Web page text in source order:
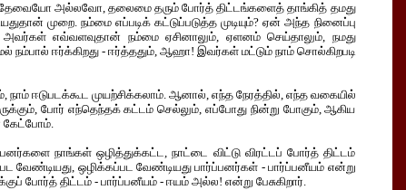
அல்லவோ, தலைமை தரும் போர்த் திட்டங்களைத் தாங்கித் தமது
முறை. நம்மை எப்படிக் கட்டுப்படுத்த முடியும்? ஏன் அந்த நினைப்பு
அவர்கள் எவ்வளவுதான் நம்மை ஏசினாலும், ஏளனம் செய்தாலும், நமது
நம்பால் ஈர்க்கிறது - ஈர்த்ததும், ஆஹா! இவர்கள் மட்டும் நாம் சொல்கிறபடி
ஈடுபடக்கூட முயற்சிக்கலாம். ஆனால், எந்த நேரத்தில், எந்த வகையில்
போர் எந்தெந்தக் கட்டம் செல்லும், எப்போது நின்று போகும், ஆகிய
கேட்போம்.
நாங்கள் ஒழித்துக்கட்ட, நாட்டை விட்டு விரட்டப் போர்த் திட்டம்
வேண்டியது, ஒழிக்கப்பட வேண்டியது பார்ப்பனர்கள் - பார்ப்பனீயம் என்று
போர்த் திட்டம் - பார்ப்பனீயம் - ஈயம் அல்ல! என்று பேசுகிறார்.